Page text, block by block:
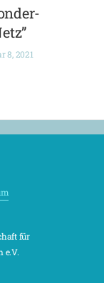
8, 2021
für
e.V.